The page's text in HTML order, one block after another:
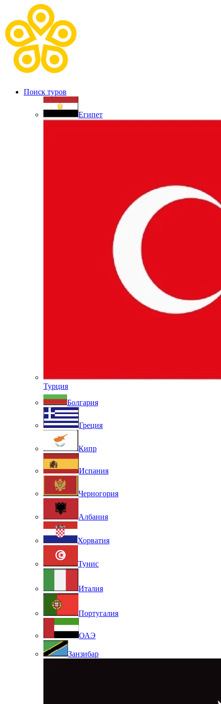
Поиск туров
Египет
Турция
Болгария
Греция
Кипр
Испания
Черногория
Албания
Хорватия
Тунис
Италия
Португалия
ОАЭ
Занзибар